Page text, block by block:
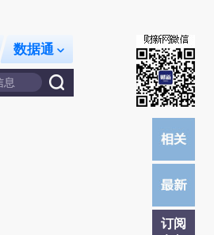
数据通
订阅